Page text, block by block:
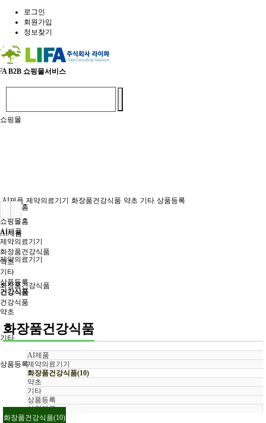
로그인
회원가입
정보찾기
B2B 쇼핑몰서비스
쇼핑몰
쇼핑몰홈
AI제품
제약의료기기
화장품건강식품
약초
기타
상품등록
AI제품 제약의료기기 화장품건강식품 약초 기타 상품등록
쇼핑몰홈
AI제품
제약의료기기
화장품건강식품
약초
기타
상품등록
건강식품
건강식품
화장품건강식품
AI제품
제약의료기기
화장품건강식품(10)
약초
기타
상품등록
상위분류
화장품건강식품(10)